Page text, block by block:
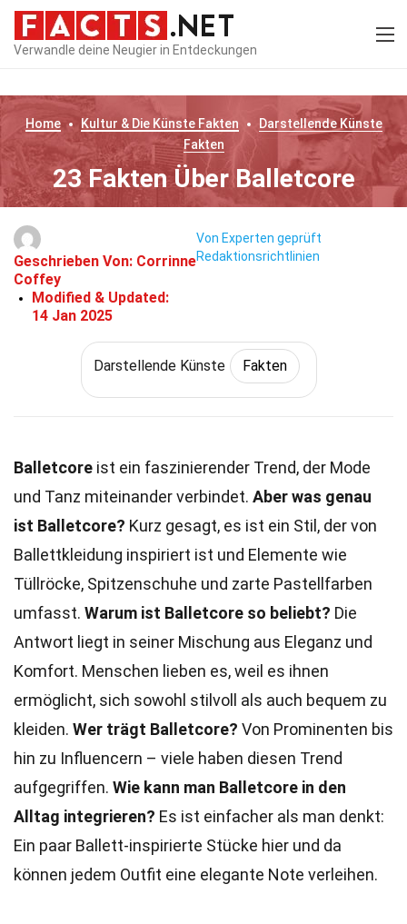
Verwandle deine Neugier in Entdeckungen
Home Kultur & Die KünsteFakten
Darstellende Künste
Fakten
23 Fakten Über Balletcore
Geschrieben Von: Corrinne
Coffey
Modified & Updated:
14 Jan 2025
Von Experten geprüft
Redaktionsrichtlinien
Darstellende Künste Fakten
Balletcore ist ein faszinierender Trend, der Mode
und Tanz miteinander verbindet. Aber was genau
ist Balletcore? Kurz gesagt, es ist ein Stil, der von
Ballettkleidung inspiriert ist und Elemente wie
Tüllröcke, Spitzenschuhe und zarte Pastellfarben
umfasst. Warum ist Balletcore so beliebt? Die
Antwort liegt in seiner Mischung aus Eleganz und
Komfort. Menschen lieben es, weil es ihnen
ermöglicht, sich sowohl stilvoll als auch bequem zu
kleiden. Wer trägt Balletcore? Von Prominenten bis
hin zu Influencern – viele haben diesen Trend
aufgegriffen. Wie kann man Balletcore in den
Alltag integrieren? Es ist einfacher als man denkt:
Ein paar Ballett-inspirierte Stücke hier und da
können jedem Outfit eine elegante Note verleihen.